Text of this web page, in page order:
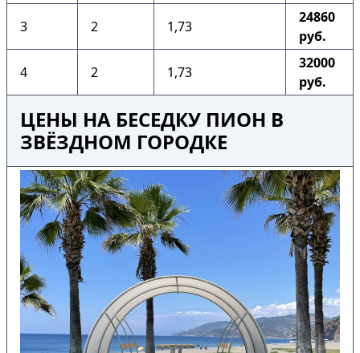
3 2 1,73
24860
руб.
4 2 1,73
32000
руб.
ЦЕНЫ НА БЕСЕДКУ ПИОН В
ЗВЁЗДНОМ ГОРОДКЕ